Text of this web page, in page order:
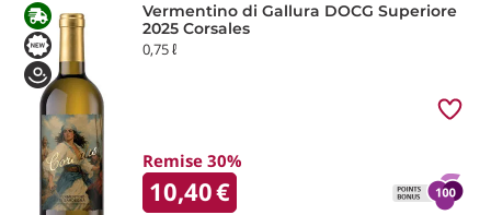
Vermentino di Gallura DOCG Superiore
2025 Corsales
0,75 ℓ
Remise 30%
10,40€